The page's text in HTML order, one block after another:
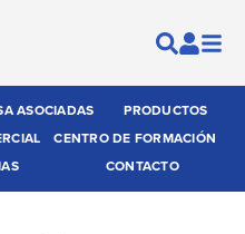
ASOCIADAS
PRODUCTOS
CENTRO DE FORMACIÓN
CONTACTO